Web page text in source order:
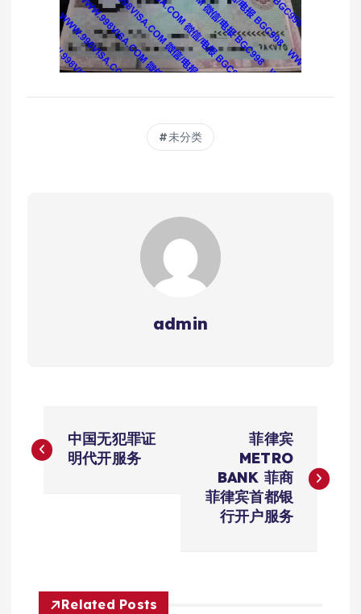
未分类
admin
章
中国无犯罪证
明代开服务
菲律宾
METRO
BANK 菲商
菲律宾首都银
行开户服务
Related Posts